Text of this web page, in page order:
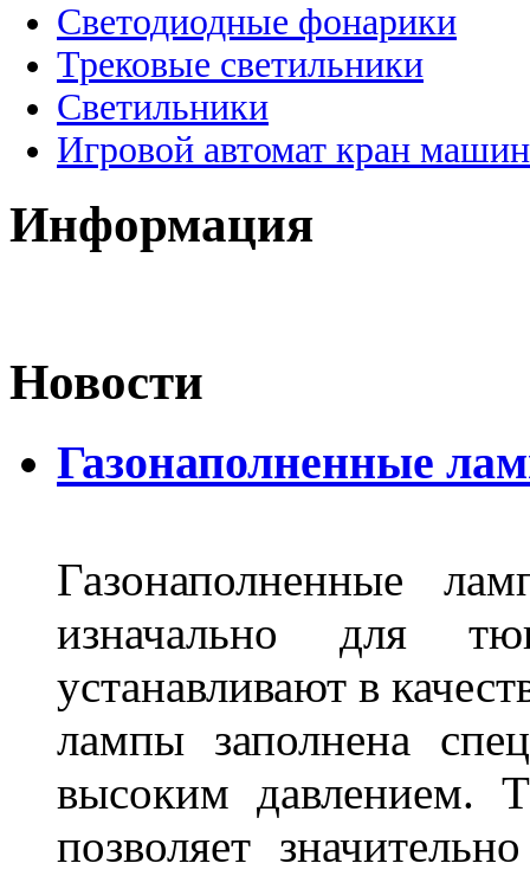
Светодиодные фонарики
Трековые светильники
Светильники
Игровой автомат кран
Информация
Новости
Газонаполненные
Газонаполненные
изначально для
устанавливают в
лампы заполнена
высоким давлением.
позволяет